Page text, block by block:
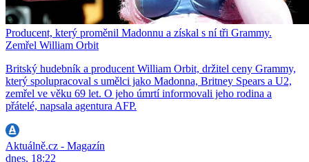
Producent, který proměnil Madonnu a získal s ní tři Grammy.
Zemřel William Orbit
Britský hudebník a producent William Orbit, držitel ceny Grammy,
který spolupracoval s umělci jako Madonna, Britney Spears a U2,
zemřel ve věku 69 let. O jeho úmrtí informovali jeho rodina a
přátelé, napsala agentura AFP.
Aktuálně.cz - Magazín
dnes, 18:22